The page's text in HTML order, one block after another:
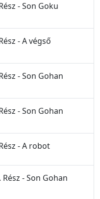
- Son Goku
- A végső
- Son Gohan
- Son Gohan
- A robot
- Son Gohan